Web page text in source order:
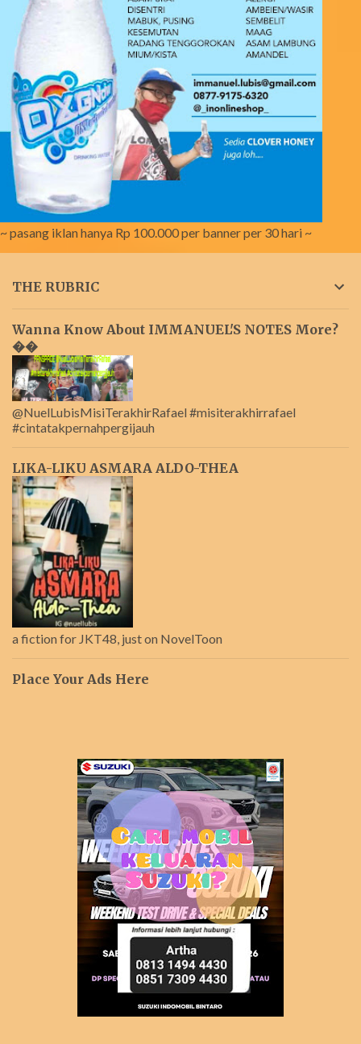
~ pasang iklan hanya Rp 100.000 per banner per 30 hari ~
THE RUBRIC
Wanna Know About IMMANUEL'S NOTES More?
��
@NuelLubisMisiTerakhirRafael #misiterakhirrafael
#cintatakpernahpergijauh
LIKA-LIKU ASMARA ALDO-THEA
a fiction for JKT48, just on NovelToon
Place Your Ads Here